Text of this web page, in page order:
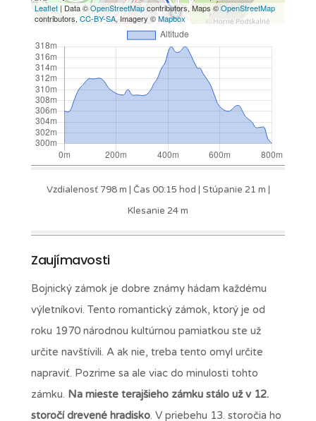
Leaflet | Data ©OpenStreetMapcontributors, Maps ©OpenStreetMap
contributors, CC-BY-SA, Imagery ©Mapbox
Vzdialenosť 798 m | Čas 00:15 hod | Stúpanie 21 m |
Klesanie 24 m
Zaujímavosti
Bojnický zámok je dobre známy hádam každému
výletníkovi. Tento romantický zámok, ktorý je od
roku 1970 národnou kultúrnou pamiatkou ste už
určite navštívili. A ak nie, treba tento omyl určite
napraviť. Pozrime sa ale viac do minulosti tohto
zámku. Na mieste terajšieho zámku stálo už v 12.
storočí drevené hradisko. V priebehu 13. storočia ho